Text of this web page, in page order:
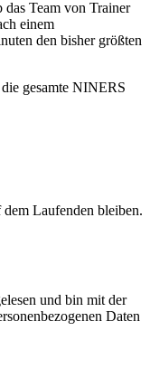
Team von Trainer
einem
den bisher größten
gesamte NINERS
Laufenden bleiben.
und bin mit der
Daten